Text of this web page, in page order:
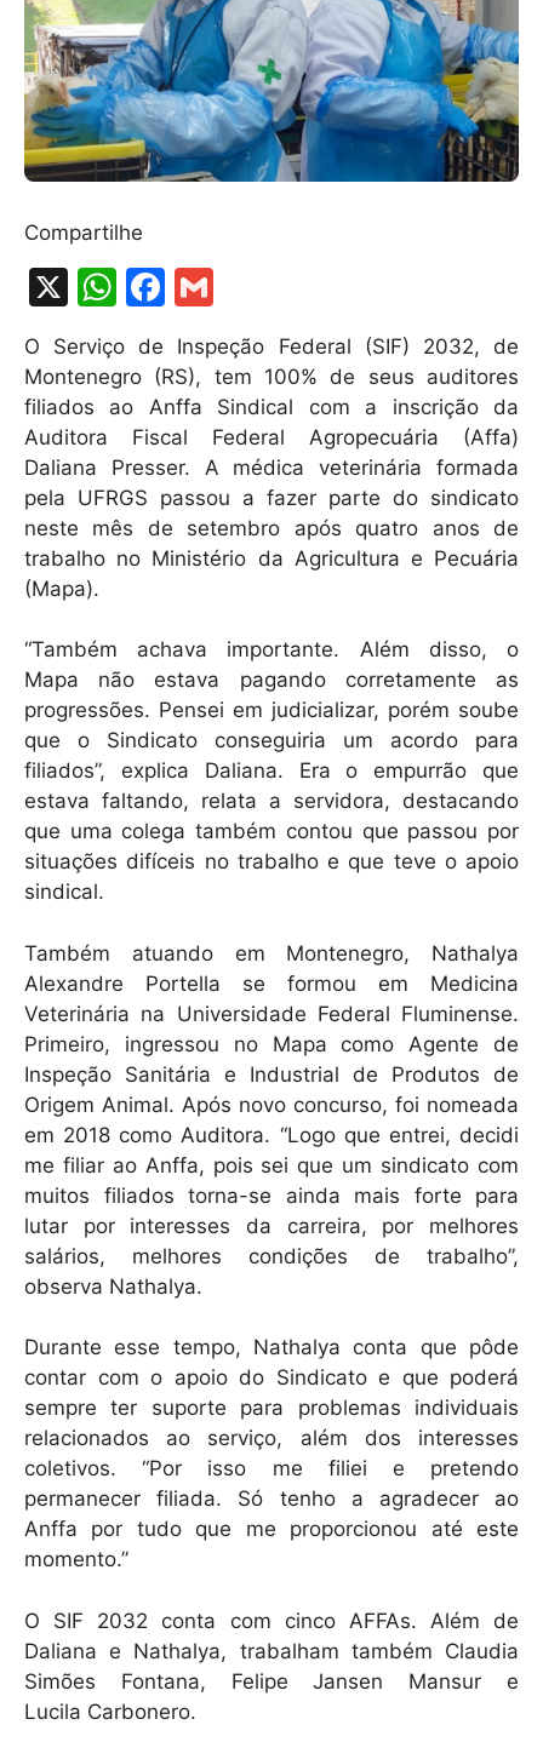
Compartilhe
X
W
at
s
A
p
p
F
a
c
e
b
o
o
k
m
ai
l
O Serviço de Inspeção Federal (SIF) 2032, de
Montenegro (RS), tem 100% de seus auditores
filiados ao Anffa Sindical com a inscrição da
Auditora Fiscal Federal Agropecuária (Affa)
Daliana Presser. A médica veterinária formada
pela UFRGS passou a fazer parte do sindicato
neste mês de setembro após quatro anos de
trabalho no Ministério da Agricultura e Pecuária
(Mapa).
“Também achava importante. Além disso, o
Mapa não estava pagando corretamente as
progressões. Pensei em judicializar, porém soube
que o Sindicato conseguiria um acordo para
filiados”, explica Daliana. Era o empurrão que
estava faltando, relata a servidora, destacando
que uma colega também contou que passou por
situações difíceis no trabalho e que teve o apoio
sindical.
Também atuando em Montenegro, Nathalya
Alexandre Portella se formou em Medicina
Veterinária na Universidade Federal Fluminense.
Primeiro, ingressou no Mapa como Agente de
Inspeção Sanitária e Industrial de Produtos de
Origem Animal. Após novo concurso, foi nomeada
em 2018 como Auditora. “Logo que entrei, decidi
me filiar ao Anffa, pois sei que um sindicato com
muitos filiados torna-se ainda mais forte para
lutar por interesses da carreira, por melhores
salários, melhores condições de trabalho”,
observa Nathalya.
Durante esse tempo, Nathalya conta que pôde
contar com o apoio do Sindicato e que poderá
sempre ter suporte para problemas individuais
relacionados ao serviço, além dos interesses
coletivos. “Por isso me filiei e pretendo
permanecer filiada. Só tenho a agradecer ao
Anffa por tudo que me proporcionou até este
momento.”
O SIF 2032 conta com cinco AFFAs. Além de
Daliana e Nathalya, trabalham também Claudia
Simões Fontana, Felipe Jansen Mansur e
Lucila Carbonero.